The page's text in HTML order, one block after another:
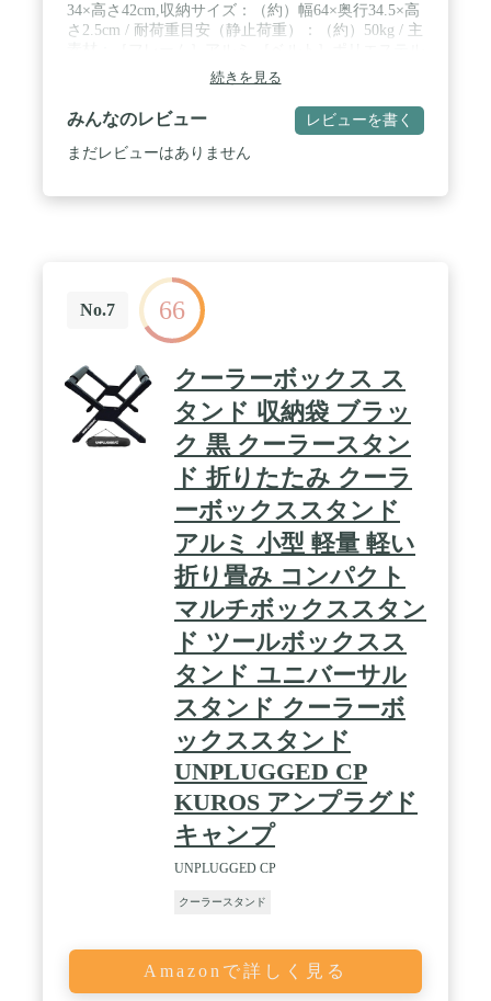
34×高さ42cm,収納サイズ：（約）幅64×奥行34.5×高
さ2.5cm / 耐荷重目安（静止荷重）：（約）50kg / 主
/ クーラーボックススタンド（50Lまで対応可能）。
続きを見る
みんなのレビュー レビューを書く
まだレビューはありません
No.7 66
クーラーボックス ス
タンド 収納袋 ブラッ
ク 黒 クーラースタン
ド 折りたたみ クーラ
ーボックススタンド
アルミ 小型 軽量 軽い
折り畳み コンパクト
マルチボックススタン
ド ツールボックスス
タンド ユニバーサル
スタンド クーラーボ
ックススタンド
UNPLUGGED CP
KUROS アンプラグド
キャンプ
UNPLUGGED CP
クーラースタンド
Amazonで詳しく見る